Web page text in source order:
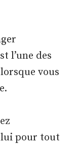
l’une des
vous
lui pour tout